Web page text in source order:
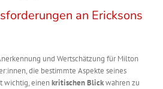
an Ericksons
und Wertschätzung für Milton
die bestimmte Aspekte seines
wichtig, einenkritischen Blickwahren zu